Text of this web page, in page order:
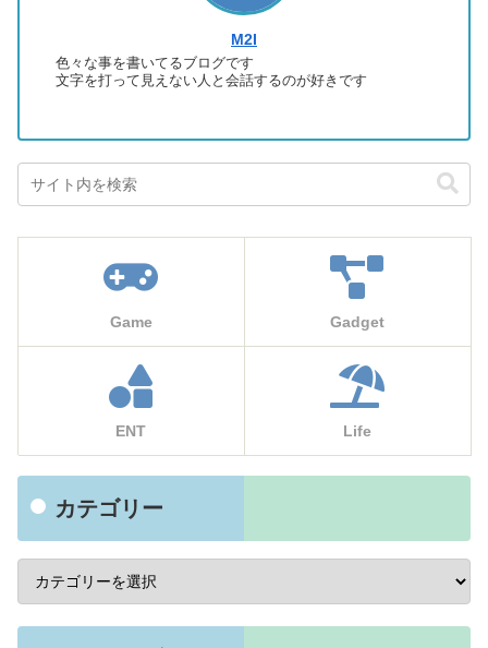
M2I
色々な事を書いてるブログです
文字を打って見えない人と会話するのが好きです
Game Gadget
ENT Life
カテゴリー